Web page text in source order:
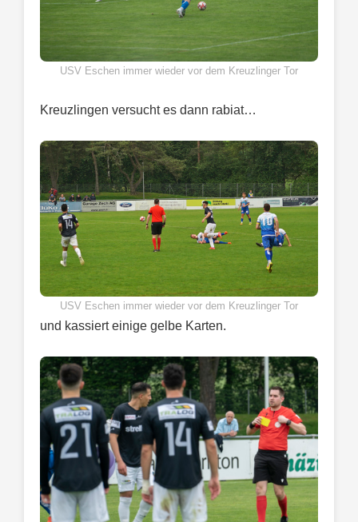
USV Eschen immer wieder vor dem Kreuzlinger Tor
Kreuzlingen versucht es dann rabiat…
USV Eschen immer wieder vor dem Kreuzlinger Tor
und kassiert einige gelbe Karten.